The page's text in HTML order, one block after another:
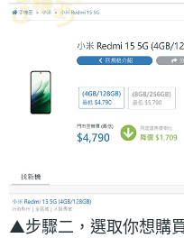
▲步驟二，選取你想購